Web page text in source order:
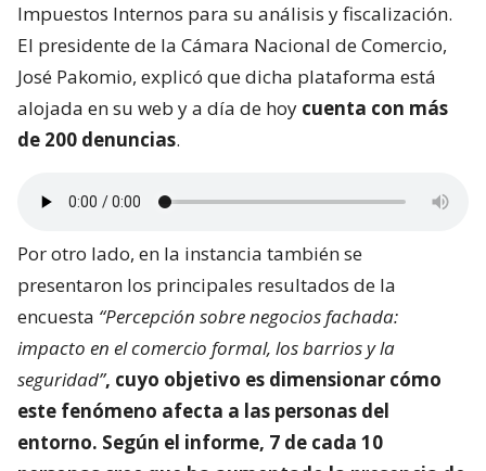
Impuestos Internos para su análisis y fiscalización.
El presidente de la Cámara Nacional de Comercio,
José Pakomio, explicó que dicha plataforma está
alojada en su web y a día de hoy cuenta con más
de 200 denuncias.
Por otro lado, en la instancia también se
presentaron los principales resultados de la
encuesta “Percepción sobre negocios fachada:
impacto en el comercio formal, los barrios y la
seguridad”, cuyo objetivo es dimensionar cómo
este fenómeno afecta a las personas del
entorno. Según el informe, 7 de cada 10